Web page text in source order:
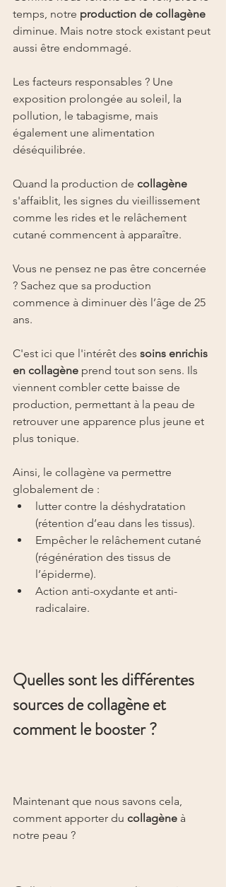
temps, notre production de collagène
diminue. Mais notre stock existant peut
aussi être endommagé.
Les facteurs responsables ? Une
exposition prolongée au soleil, la
pollution, le tabagisme, mais
également une alimentation
déséquilibrée.
Quand la production de collagène
s'affaiblit, les signes du vieillissement
comme les rides et le relâchement
cutané commencent à apparaître.
Vous ne pensez ne pas être concernée
? Sachez que sa production
commence à diminuer dès l’âge de 25
ans.
C'est ici que l'intérêt des soins enrichis
en collagène prend tout son sens. Ils
viennent combler cette baisse de
production, permettant à la peau de
retrouver une apparence plus jeune et
plus tonique.
Ainsi, le collagène va permettre
globalement de :
lutter contre la déshydratation
(rétention d’eau dans les tissus).
Empêcher le relâchement cutané
(régénération des tissus de
l’épiderme).
Action anti-oxydante et anti-
radicalaire.
Quelles sont les différentes
sources de collagène et
comment le booster ?
Maintenant que nous savons cela,
comment apporter du collagène à
notre peau ?